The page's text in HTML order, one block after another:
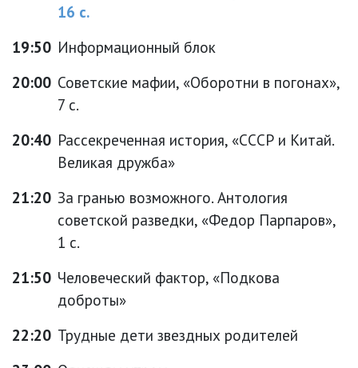
16 с.
19:50 Информационный блок
20:00 Советские мафии, «Оборотни в погонах»,
7 с.
20:40 Рассекреченная история, «СССР и Китай.
Великая дружба»
21:20 За гранью возможного. Антология
советской разведки, «Федор Парпаров»,
1 с.
21:50 Человеческий фактор, «Подкова
доброты»
22:20 Трудные дети звездных родителей